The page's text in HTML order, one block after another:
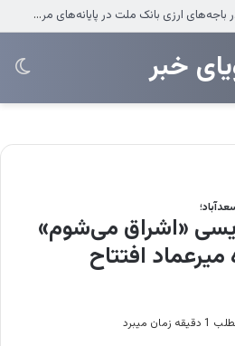
فروش ارز اربعین حسینی در باجه‌های ارزی بانک ملت در پایانه‌های مرزی
خبر
«اشراق می‌شوم»
میرعماد افتتاح
میبرد